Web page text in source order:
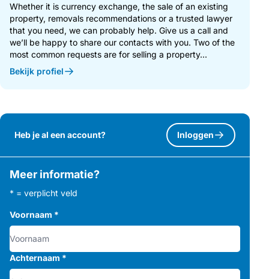
Whether it is currency exchange, the sale of an existing
property, removals recommendations or a trusted lawyer
that you need, we can probably help. Give us a call and
we’ll be happy to share our contacts with you. Two of the
most common requests are for selling a property...
Bekijk profiel
Heb je al een account? Inloggen
Meer informatie?
* = verplicht veld
Voornaam *
Achternaam *